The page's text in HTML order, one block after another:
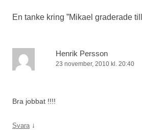
En tanke kring ”Mikael graderade
Henrik Persson
23 november, 2010 kl. 20:40
Bra jobbat !!!!
Svara ↓